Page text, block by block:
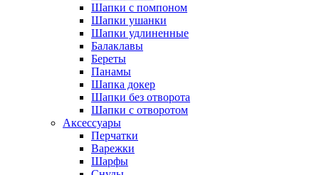
Шапки с помпоном
Шапки ушанки
Шапки удлиненные
Балаклавы
Береты
Панамы
Шапка докер
Шапки без отворота
Шапки с отворотом
Аксессуары
Перчатки
Варежки
Шарфы